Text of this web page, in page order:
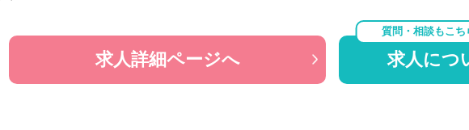
求人詳細ページへ
質問・相談もこち
求人につ